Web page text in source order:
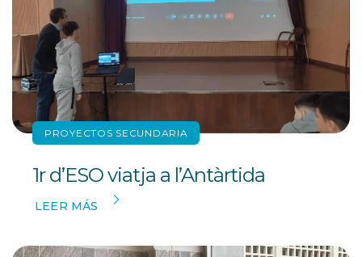
PROYECTOS SECUNDARIA
1r d’ESO viatja a l’Antàrtida
LEER MÁS